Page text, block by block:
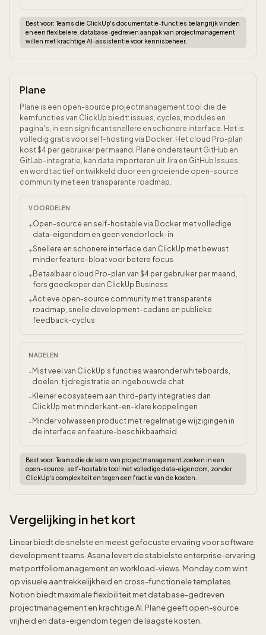
Best voor: Teams die ClickUp's documentatie-functies belangrijk vinden
en een flexibelere, database-gedreven aanpak van projectmanagement
willen met krachtige AI-assistentie voor kennisbeheer.
Plane
Plane is een open-source projectmanagement tool die de
kernfuncties van ClickUp biedt: issues, cycles, modules en
pagina's, in een significant snellere en schonere interface. Het is
volledig gratis voor self-hosting via Docker. Het cloud Pro-plan
kost $4 per gebruiker per maand. Plane ondersteunt GitHub en
GitLab-integratie, kan data importeren uit Jira en GitHub Issues,
en wordt actief ontwikkeld door een groeiende open-source
community met een transparante roadmap.
VOORDELEN
+Open-source en self-hostable via Docker met volledige
data-eigendom en geen vendor lock-in
+Snellere en schonere interface dan ClickUp met bewust
minder feature-bloat voor betere focus
+Betaalbaar cloud Pro-plan van $4 per gebruiker per maand,
fors goedkoper dan ClickUp Business
+Actieve open-source community met transparante
roadmap, snelle development-cadans en publieke
feedback-cyclus
NADELEN
- Mist veel van ClickUp's functies waaronder whiteboards,
doelen, tijdregistratie en ingebouwde chat
- Kleiner ecosysteem aan third-party integraties dan
ClickUp met minder kant-en-klare koppelingen
- Minder volwassen product met regelmatige wijzigingen in
de interface en feature-beschikbaarheid
Best voor: Teams die de kern van projectmanagement zoeken in een
open-source, self-hostable tool met volledige data-eigendom, zonder
ClickUp's complexiteit en tegen een fractie van de kosten.
Vergelijking in het kort
Linear biedt de snelste en meest gefocuste ervaring voor software
development teams. Asana levert de stabielste enterprise-ervaring
met portfoliomanagement en workload-views. Monday.com wint
op visuele aantrekkelijkheid en cross-functionele templates.
Notion biedt maximale flexibiliteit met database-gedreven
projectmanagement en krachtige AI. Plane geeft open-source
vrijheid en data-eigendom tegen de laagste kosten.